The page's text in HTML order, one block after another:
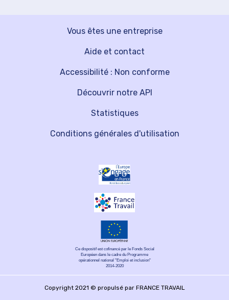
Vous êtes une entreprise
Découvrir notre API
Aide et contact
Statistiques
Accessibilité : Non conforme
Conditions générales d'utilisation
Ce dispositif est cofinancé par le Fonds Social
Européen dans le cadre du Programme
opérationnel national "Emploi et inclusion"
2014-2020
Copyright 2021 © propulsé par FRANCE TRAVAIL